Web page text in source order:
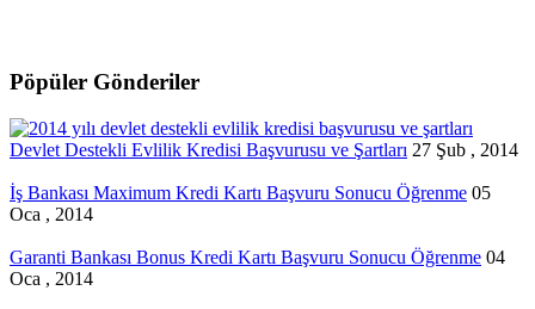
Pöpüler Gönderiler
Devlet Destekli Evlilik Kredisi Başvurusu ve Şartları 27 Şub , 2014
İş Bankası Maximum Kredi Kartı Başvuru Sonucu Öğrenme 05
Oca , 2014
Garanti Bankası Bonus Kredi Kartı Başvuru Sonucu Öğrenme 04
Oca , 2014